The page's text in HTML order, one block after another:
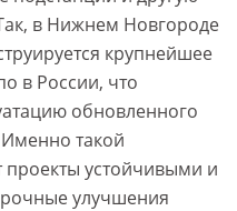
в Нижнем Новгороде
крупнейшее
в России, что
обновленного
такой
проекты устойчивыми и
улучшения